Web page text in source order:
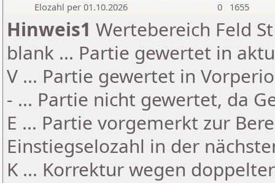
Elozahl per 01.10.2026
0 1655
Hinweis1 Wertebereich Feld
blank ... Partie gewertet in
V ... Partie gewertet in
- ... Partie nicht gewertet, da
E ... Partie vorgemerkt zur
Einstiegselozahl in der
K ... Korrektur wegen